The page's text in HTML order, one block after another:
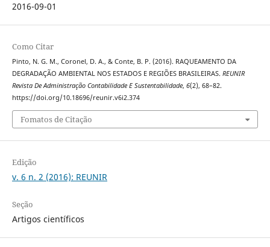
2016-09-01
Como Citar
Pinto, N. G. M., Coronel, D. A., & Conte, B. P. (2016). RAQUEAMENTO DA
DEGRADAÇÃO AMBIENTAL NOS ESTADOS E REGIÕES BRASILEIRAS. REUNIR
Revista De Administração Contabilidade E Sustentabilidade, 6(2), 68–82.
https://doi.org/10.18696/reunir.v6i2.374
Fomatos de Citação
Edição
v. 6 n. 2 (2016): REUNIR
Seção
Artigos científicos